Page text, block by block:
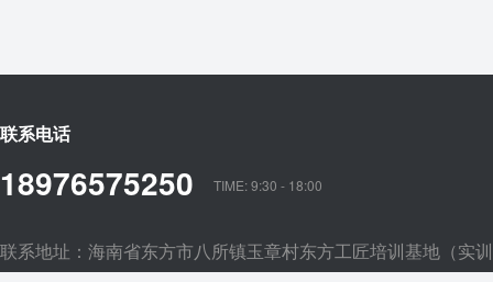
联系电话
18976575250 TIME: 9:30 - 18:00
联系地址：海南省东方市八所镇玉章村东方工匠培训基地（实